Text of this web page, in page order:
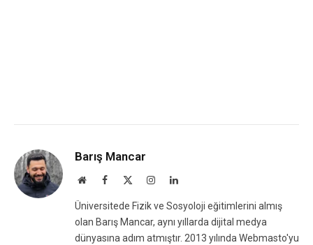
Barış Mancar
WebsiteFacebook InstagramLinkedIn
Üniversitede Fizik ve Sosyoloji eğitimlerini almış
olan Barış Mancar, aynı yıllarda dijital medya
dünyasına adım atmıştır. 2013 yılında Webmasto'yu